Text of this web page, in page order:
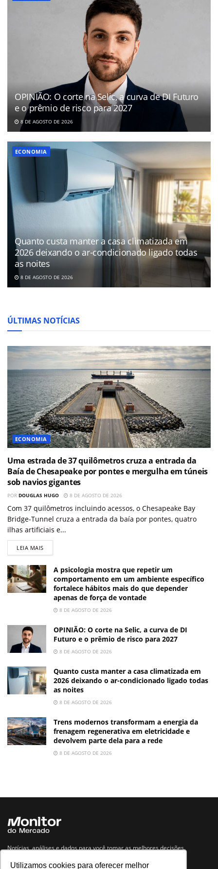
Utilizamos cookies para oferecer melhor
OPINIÃO: O corte na Selic, a curva de DI Futuro
e o prêmio de risco para 2027
8 DE AGOSTO DE 2026
ECONOMIA
Quanto custa manter a casa climatizada em
2026 deixando o ar-condicionado ligado todas
as noites
8 DE AGOSTO DE 2026
ÚLTIMAS NOTÍCIAS
ECONOMIA
Uma estrada de 37 quilômetros cruza a entrada da
Baía de Chesapeake por pontes e mergulha em túneis
sob navios gigantes
POR DOUGLAS HUGO 8 DE AGOSTO DE 2026
Com 37 quilômetros incluindo acessos, o Chesapeake Bay
Bridge-Tunnel cruza a entrada da baía por pontes, quatro
ilhas artificiais e...
LEIA MAIS
A psicologia mostra que repetir um
comportamento em um ambiente específico
fortalece hábitos mais do que depender
apenas de força de vontade
8 DE AGOSTO DE 2026
OPINIÃO: O corte na Selic, a curva de DI
Futuro e o prêmio de risco para 2027
8 DE AGOSTO DE 2026
Quanto custa manter a casa climatizada em
2026 deixando o ar-condicionado ligado todas
as noites
8 DE AGOSTO DE 2026
Trens modernos transformam a energia da
frenagem regenerativa em eletricidade e
devolvem parte dela para a rede
8 DE AGOSTO DE 2026
Notícias, análises e dados para você tomar as melhores decisões.